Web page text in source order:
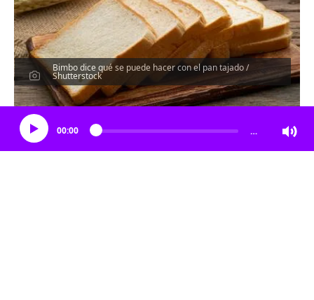
Bimbo dice qué se puede hacer con el pan tajado /
Shutterstock
Escucha el artículo
00:00 …